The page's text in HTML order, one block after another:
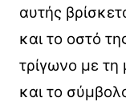
αυτής
και το οστό
τρίγωνο με τη
και το